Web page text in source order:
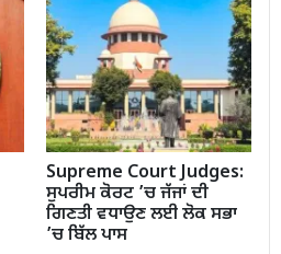
Supreme Court Judges:
ਸੁਪਰੀਮ ਕੋਰਟ ’ਚ ਜੱਜਾਂ ਦੀ
ਗਿਣਤੀ ਵਧਾਉਣ ਲਈ ਲੋਕ ਸਭਾ
’ਚ ਬਿੱਲ ਪਾਸ